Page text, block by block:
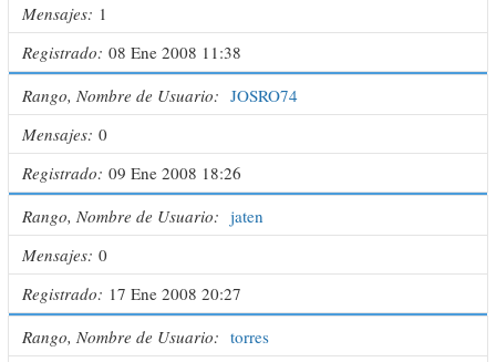
Mensajes 1
Registrado 08 Ene 2008 11:38
Rango, Nombre de Usuario
JOSRO74
Mensajes 0
Registrado 09 Ene 2008 18:26
Rango, Nombre de Usuario
jaten
Mensajes 0
Registrado
17 Ene 2008 20:27
Rango, Nombre de Usuario
torres